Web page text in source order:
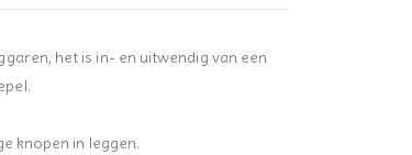
het is in- en uitwendig van een
knopen in leggen.